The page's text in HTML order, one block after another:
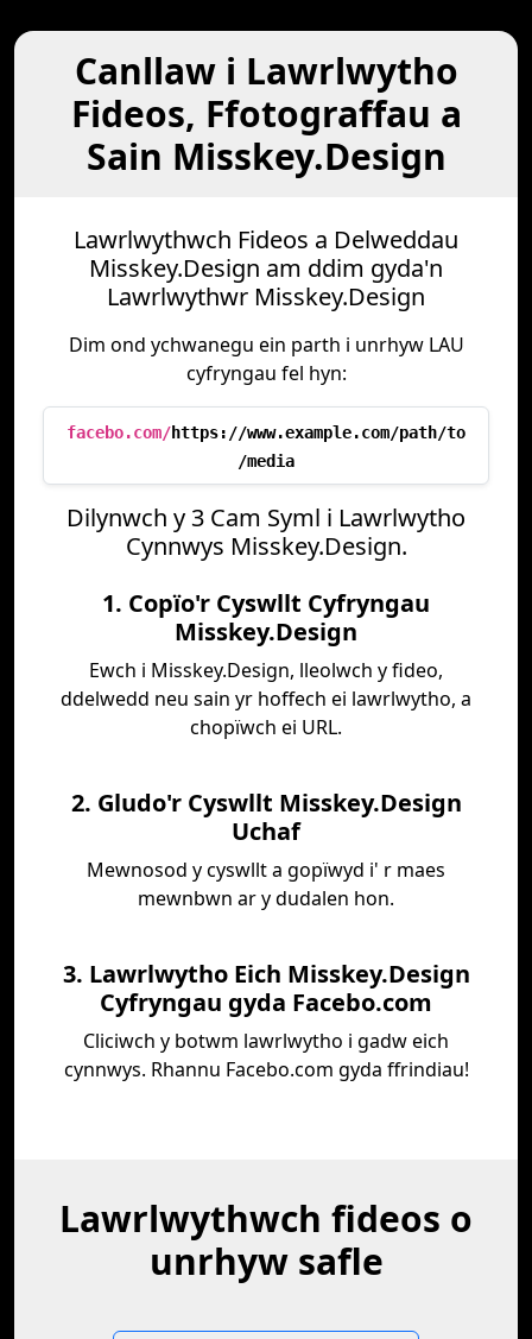
Canllaw i Lawrlwytho
Fideos, Ffotograffau a
Sain Misskey.Design
Lawrlwythwch Fideos a Delweddau
Misskey.Design am ddim gyda'n
Lawrlwythwr Misskey.Design
Dim ond ychwanegu ein parth i unrhyw LAU
cyfryngau fel hyn:
facebo.com/https://www.example.com/path/to
/media
Dilynwch y 3 Cam Syml i Lawrlwytho
Cynnwys Misskey.Design.
1. Copïo'r Cyswllt Cyfryngau
Misskey.Design
Ewch i Misskey.Design, lleolwch y fideo,
ddelwedd neu sain yr hoffech ei lawrlwytho, a
chopïwch ei URL.
2. Gludo'r Cyswllt Misskey.Design
Uchaf
Mewnosod y cyswllt a gopïwyd i' r maes
mewnbwn ar y dudalen hon.
3. Lawrlwytho Eich Misskey.Design
Cyfryngau gyda Facebo.com
Cliciwch y botwm lawrlwytho i gadw eich
cynnwys. Rhannu Facebo.com gyda ffrindiau!
Lawrlwythwch fideos o
unrhyw safle